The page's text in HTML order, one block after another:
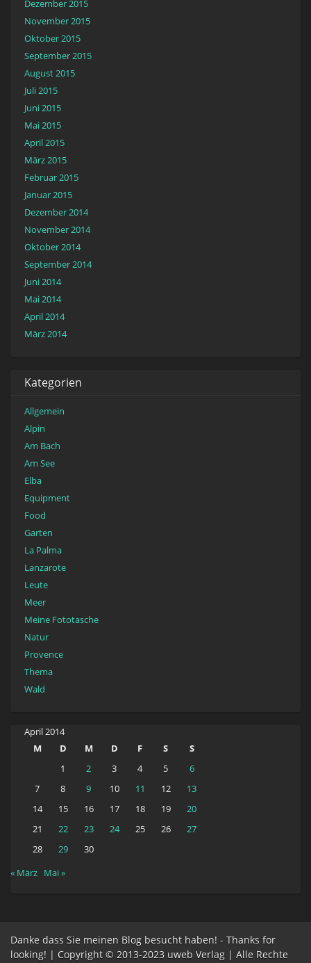
Dezember 2015
November 2015
Oktober 2015
September 2015
August 2015
Juli 2015
Juni 2015
Mai 2015
April 2015
März 2015
Februar 2015
Januar 2015
Dezember 2014
November 2014
Oktober 2014
September 2014
Juni 2014
Mai 2014
April 2014
März 2014
Kategorien
Allgemein
Alpin
Am Bach
Am See
Elba
Equipment
Food
Garten
La Palma
Lanzarote
Leute
Meer
Meine Fototasche
Natur
Provence
Thema
Wald
April 2014
M
D M D F S
S
1
2 3 4 5
6
7
8 9 10 11 12
13
14
15 16 17 18 19
20
21
22 23 24 25 26
27
28
29
30
« März Mai »
Danke dass Sie meinen Blog besucht haben! - Thanks for
looking! | Copyright © 2013-2023 uweb Verlag | Alle Rechte